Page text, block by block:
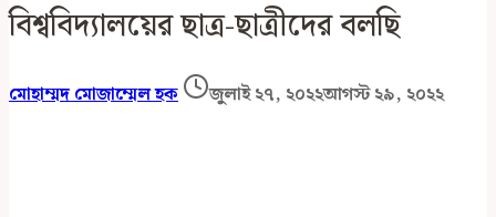
বিশ্ববিদ্যালয়ের ছাত্র-ছাত্রীদের বলছি
মোহাম্মদ মোজাম্মেল হক জুলাই ২৭, ২০২২আগস্ট ২৯, ২০২২